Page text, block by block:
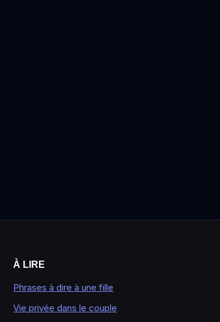
À LIRE
Phrases à dire à une fille
Vie privée dans le couple